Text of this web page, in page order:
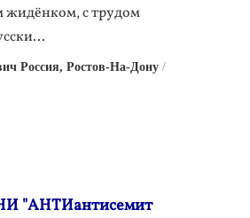
с трудом
Россия, Ростов-На-Дону
"АНТИантисемит